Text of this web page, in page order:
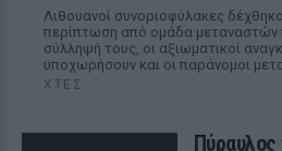
Λιθουανοί συνοριοφύλακες
περίπτωση από ομάδα μεταναστών
σύλληψή τους, οι αξιωματικοί
υποχωρήσουν και οι παράνομοι
ΧΤΕΣ